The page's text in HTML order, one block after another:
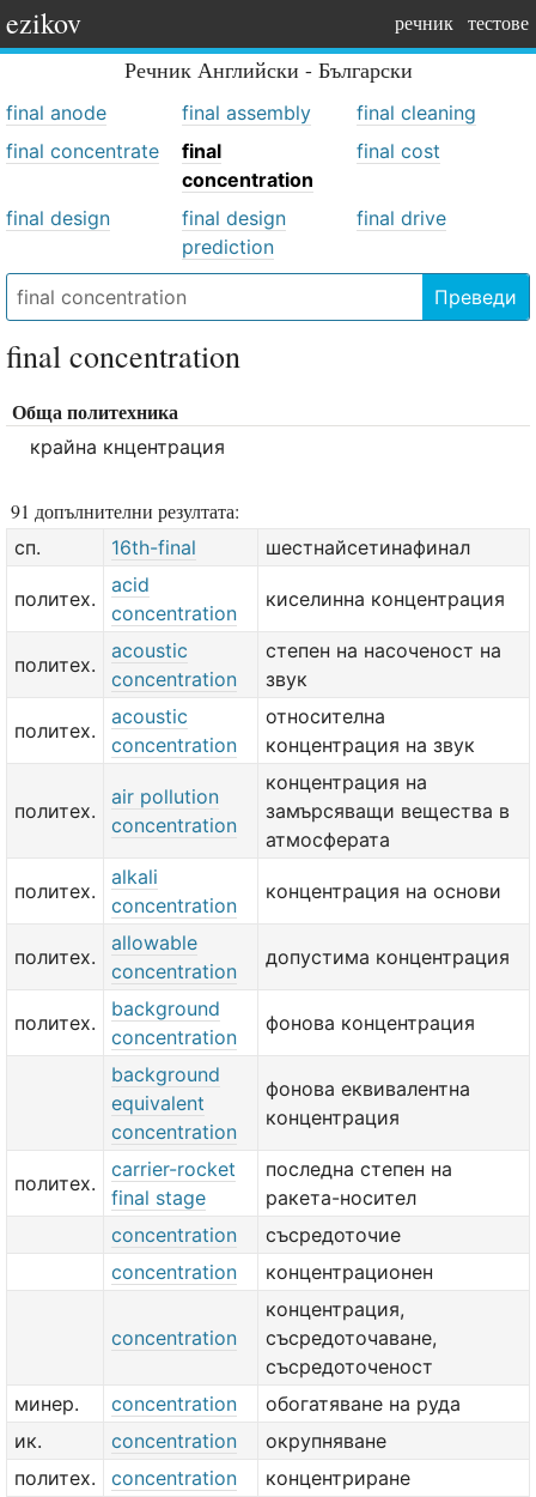
ezikov речник тестове
Речник Английски - Български
final anode final assembly
final cleaning
final concentrate
final
concentration
final cost
final design
final design
prediction
final drive
Преведи
final concentration
Обща политехника
крайна кнцентрация
91 допълнителни резултата:
сп. 16th-final шестнайсетинафинал
политех.
acid
concentration
киселинна концентрация
политех.
acoustic
concentration
степен на насоченост на
звук
политех.
acoustic
concentration
относителна
концентрация на звук
политех.
air pollution
concentration
концентрация на
замърсяващи вещества в
атмосферата
политех.
alkali
concentration
концентрация на основи
политех.
allowable
concentration
допустима концентрация
политех.
background
concentration
фонова концентрация
background
equivalent
concentration
фонова еквивалентна
концентрация
политех.
carrier-rocket
final stage
последна степен на
ракета-носител
concentration
съсредоточие
concentration
концентрационен
concentration
концентрация,
съсредоточаване,
съсредоточеност
минер.
concentration
обогатяване на руда
ик.
concentration
окрупняване
политех.
concentration концентриране